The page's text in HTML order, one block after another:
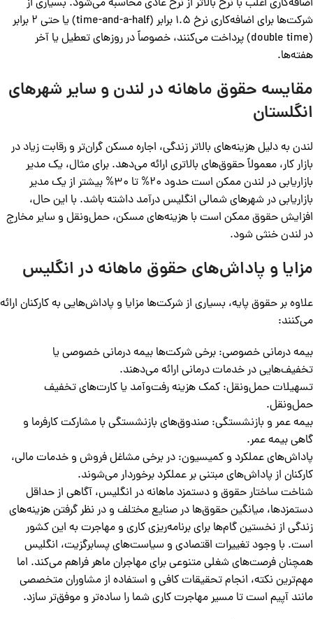
اضافه‌کاری اغلب با نرخ بالاتر از نرخ عادی محاسبه می‌شود. بسیاری از
شرکت‌ها برای اضافه‌کاری نرخ 1.5 برابر (time-and-a-half) یا حتی 2 برابر
(double time) پرداخت می‌کنند، خصوصاً در روزهای تعطیل یا آخر
هفته‌ها.
مقایسه حقوق ماهانه در لندن و سایر شهرهای
انگلستان
لندن به دلیل هزینه‌های بالاتر زندگی، اجاره مسکن گران‌تر و رقابت زیاد در
بازار کار، معمولاً حقوق‌های بالاتری ارائه می‌دهد. برای مثال، یک مدیر
بازاریابی در لندن ممکن است حدود 20% تا 30% بیشتر از یک مدیر
بازاریابی در شهرهای شمالی انگلیس درآمد داشته باشد. با این حال،
افزایش حقوق ممکن است با هزینه‌های مسکن، حمل‌ونقل و سایر مخارج
در لندن خنثی شود.
مزایا و پاداش‌های حقوق ماهانه در انگلیس
علاوه بر حقوق پایه، بسیاری از شرکت‌ها مزایا و پاداش‌هایی به کارکنان ارائه
می‌کنند:
بیمه درمانی خصوصی: برخی شرکت‌ها بیمه درمانی خصوصی یا
تخفیف‌هایی در خدمات درمانی ارائه می‌دهند.
تسهیلات حمل‌ونقل: کمک هزینه رفت‌وآمد یا کارت‌های تخفیف
حمل‌ونقل.
بیمه عمر و بازنشستگی: صندوق‌های بازنشستگی با مشارکت کارفرما و
گاهی بیمه عمر.
پاداش‌های عملکرد و کمیسیون: در برخی مشاغل فروش و خدمات مالی،
کارکنان از پاداش‌های مبتنی بر عملکرد برخوردار می‌شوند.
شناخت ساختار حقوق و دستمزد ماهانه در انگلیس، آگاهی از حداقل
دستمزدها، میانگین حقوق‌ها در صنایع مختلف و در نظر گرفتن هزینه‌های
زندگی از نخستین گام‌ها برای برنامه‌ریزی کاری و مهاجرت به این کشور
است. با وجود تغییرات اقتصادی و سیاست‌های پسابرگزیت، انگلیس
همچنان فرصت‌های شغلی متنوعی برای مهاجران ماهر فراهم می‌کند. اما
مهم‌ترین نکته، انجام تحقیقات کافی و استفاده از مشاوران متخصصی
مانند آپیم است تا مسیر مهاجرت کاری شما را ساده‌تر و موفق‌تر سازد.